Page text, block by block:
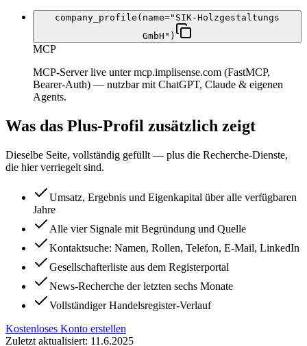
company_profile(name="SIK-Holzgestaltungs
GmbH")
MCP
MCP-Server live unter mcp.implisense.com (FastMCP,
Bearer-Auth) — nutzbar mit ChatGPT, Claude & eigenen
Agents.
Was das Plus-Profil zusätzlich zeigt
Dieselbe Seite, vollständig gefüllt — plus die Recherche-Dienste,
die hier verriegelt sind.
Umsatz, Ergebnis und Eigenkapital über alle verfügbaren
Jahre
Alle vier Signale mit Begründung und Quelle
Kontaktsuche: Namen, Rollen, Telefon, E-Mail, LinkedIn
Gesellschafterliste aus dem Registerportal
News-Recherche der letzten sechs Monate
Vollständiger Handelsregister-Verlauf
Kostenloses Konto erstellen
Zuletzt aktualisiert: 11.6.2025